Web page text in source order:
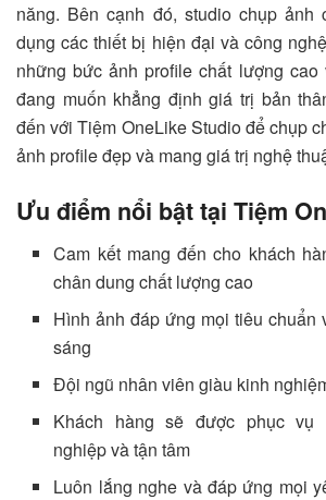
năng. Bên cạnh đó, studio chụp ảnh
dụng các thiết bị hiện đại và công
những bức ảnh profile chất lượng cao
đang muốn khẳng định giá trị bản
đến vớiTiệm OneLike Studio để chụp
ảnh profile đẹp và mang giá trị nghệ
Ưu điểm nổi bật tại Tiệm
Cam kết mang đến cho khách
chân dung chất lượng cao
Hình ảnh đáp ứng mọi tiêu chuẩn
sáng
Đội ngũ nhân viên giàu kinh
Khách hàng sẽ được phục vụ
nghiệp và tận tâm
Luôn lắng nghe và đáp ứng mọi